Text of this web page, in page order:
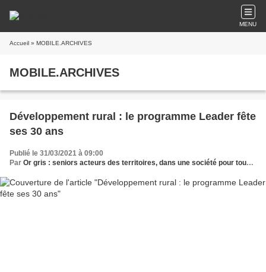
MENU
Accueil » MOBILE.ARCHIVES
MOBILE.ARCHIVES
Développement rural : le programme Leader fête
ses 30 ans
Publié le 31/03/2021 à 09:00
Par Or gris : seniors acteurs des territoires, dans une société pour tous les âges